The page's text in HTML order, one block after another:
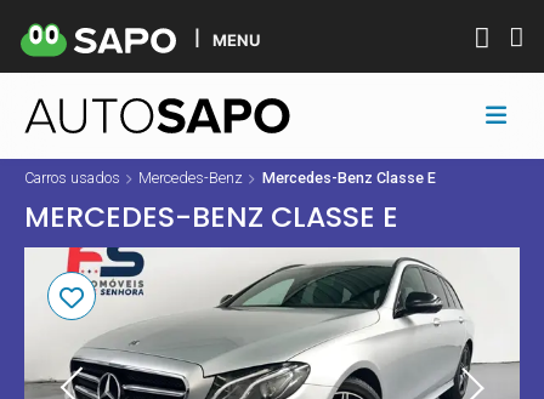
MENU
Carros usados Mercedes-Benz Mercedes-Benz Classe E
MERCEDES-BENZ CLASSE E